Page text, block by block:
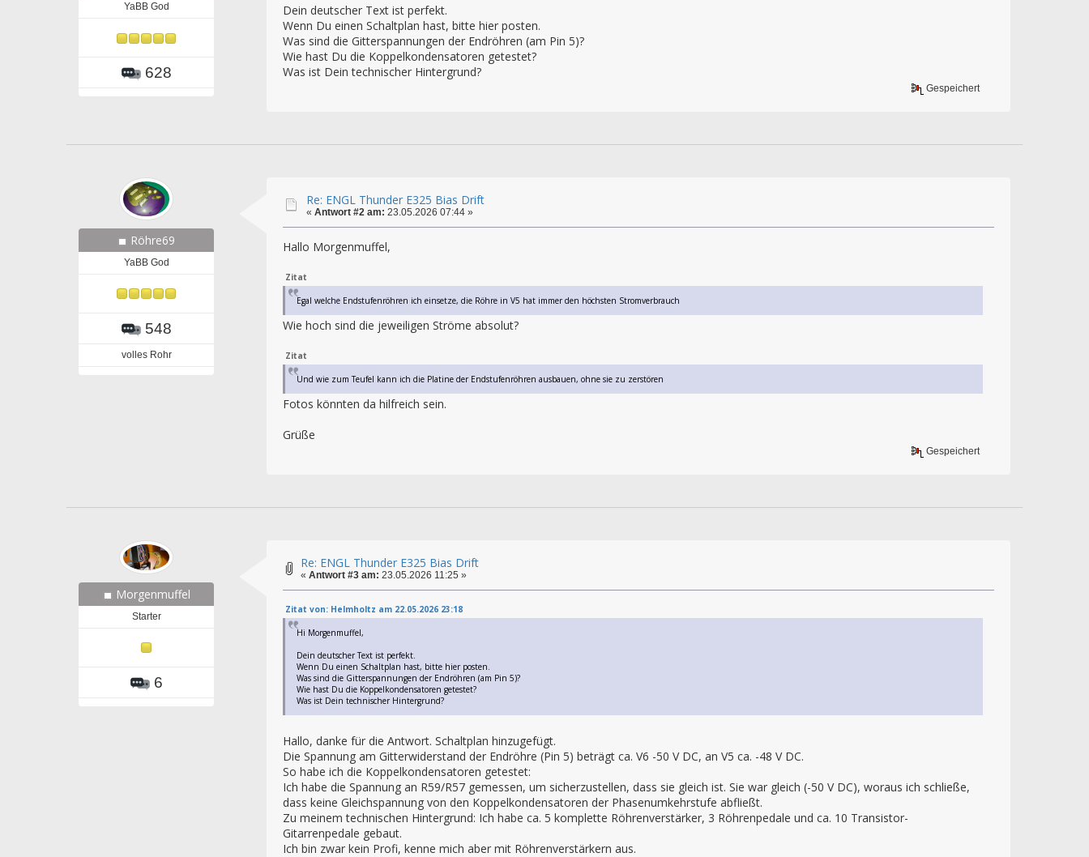
YaBB God
628
Dein deutscher Text ist perfekt.
Wenn Du einen Schaltplan hast, bitte hier posten.
Was sind die Gitterspannungen der Endröhren (am Pin 5)?
Wie hast Du die Koppelkondensatoren getestet?
Was ist Dein technischer Hintergrund?
Gespeichert
Röhre69
YaBB God
548
volles Rohr
Re: ENGL Thunder E325 Bias Drift
« Antwort #2 am: 23.05.2026 07:44 »
Hallo Morgenmuffel,
Zitat
Egal welche Endstufenröhren ich einsetze, die Röhre in V5 hat immer den höchsten Stromverbrauch
Wie hoch sind die jeweiligen Ströme absolut?
Zitat
Und wie zum Teufel kann ich die Platine der Endstufenröhren ausbauen, ohne sie zu zerstören
Fotos könnten da hilfreich sein.
Grüße
Gespeichert
Morgenmuffel
Starter
6
Re: ENGL Thunder E325 Bias Drift
« Antwort #3 am: 23.05.2026 11:25 »
Zitat von: Helmholtz am 22.05.2026 23:18
Hi Morgenmuffel,
Dein deutscher Text ist perfekt.
Wenn Du einen Schaltplan hast, bitte hier posten.
Was sind die Gitterspannungen der Endröhren (am Pin 5)?
Wie hast Du die Koppelkondensatoren getestet?
Was ist Dein technischer Hintergrund?
Hallo, danke für die Antwort. Schaltplan hinzugefügt.
Die Spannung am Gitterwiderstand der Endröhre (Pin 5) beträgt ca. V6 -50 V DC, an V5 ca. -48 V DC.
So habe ich die Koppelkondensatoren getestet:
Ich habe die Spannung an R59/R57 gemessen, um sicherzustellen, dass sie gleich ist. Sie war gleich (-50 V DC), woraus ich schließe,
dass keine Gleichspannung von den Koppelkondensatoren der Phasenumkehrstufe abfließt.
Zu meinem technischen Hintergrund: Ich habe ca. 5 komplette Röhrenverstärker, 3 Röhrenpedale und ca. 10 Transistor-
Gitarrenpedale gebaut.
Ich bin zwar kein Profi, kenne mich aber mit Röhrenverstärkern aus.